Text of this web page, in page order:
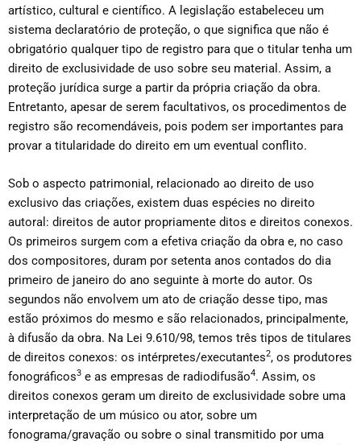
artístico, cultural e científico. A legislação estabeleceu um
sistema declaratório de proteção, o que significa que não é
obrigatório qualquer tipo de registro para que o titular tenha um
direito de exclusividade de uso sobre seu material. Assim, a
proteção jurídica surge a partir da própria criação da obra.
Entretanto, apesar de serem facultativos, os procedimentos de
registro são recomendáveis, pois podem ser importantes para
provar a titularidade do direito em um eventual conflito.
Sob o aspecto patrimonial, relacionado ao direito de uso
exclusivo das criações, existem duas espécies no direito
autoral: direitos de autor propriamente ditos e direitos conexos.
Os primeiros surgem com a efetiva criação da obra e, no caso
dos compositores, duram por setenta anos contados do dia
primeiro de janeiro do ano seguinte à morte do autor. Os
segundos não envolvem um ato de criação desse tipo, mas
estão próximos do mesmo e são relacionados, principalmente,
à difusão da obra. Na Lei 9.610/98, temos três tipos de titulares
de direitos conexos: os intérpretes/executantes2, os produtores
fonográficos3 e as empresas de radiodifusão4. Assim, os
direitos conexos geram um direito de exclusividade sobre uma
interpretação de um músico ou ator, sobre um
fonograma/gravação ou sobre o sinal transmitido por uma